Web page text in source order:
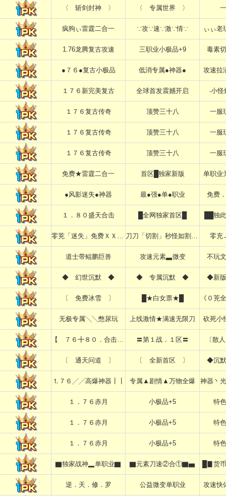
〈 斩剑封神 〉 〈 专属世界 〉
疯狗ぃ雷霆二合一 ∵攻∵速∵激∵情∵ ぃぃ老
1.76龙腾复古攻速 三职业小极品+9 毒素
●７６●复古小极品 低消专属●神器● 攻速拉
１７６新完美复古 全球首发震撼开启 ·小
１７６复古传奇 顶赞三十八 一服
１７６复古传奇 顶赞三十八 一服
１７６复古传奇 顶赞三十八 一服
免费★雷霆二合一 首区█独家新版 单职业
●风影迷失●神器 最●强●单●职业 免费
１．８０盛天合击 █全网独家首区█ ██独
零茺「迷失」免费ＸＸＸＸＸ 刀刀「切割」秒怪如割草ＸＸ 零充
道士带鲲鹏巨兽 攻速元素▃微变 不玩
◆ 幻世沉默 ◆ ◆ 专属沉默 ◆ ◆新
〔 免费冰雪 〕 █★白女票★█ 《０茺
无极专属╲╲憋尿玩 上线激情★满速无限刀 砍死小
【 ７６╋８０．合击 】 〓第１战．１区〓 〔散
〔 通天问道 〕 〔 全新首区 〕 ◆沉
⒈７６╱╱高爆神器┃┃ 专属▲剧情▲万物全爆 神器丶
１．７６赤月 小极品+5 特
１．７６赤月 小极品+5 特
１．７６赤月 小极品+5 特
▇独家战神▂单职业▇ ▇元素刀速②合①▇▅ █▊货
逆．天．修．罗 公益微变单职业 攻速快